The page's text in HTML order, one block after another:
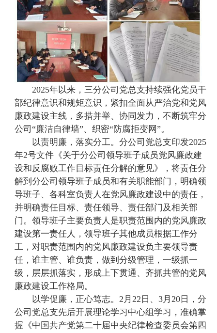
2025年以来，三分公司党总支持续强化党员干
部纪律意识和规矩意识，紧扣全面从严治党和党风
廉政建设主线，多措并举、协同发力，不断筑牢分
公司“廉洁自律墙”、织密“防腐拒变网”。
以责明廉，落实分工。分公司党总支印发2025
年2号文件《关于分公司领导班子成员党风廉政建
设和反腐败工作目标责任分解的意见》，将责任分
解到分公司领导班子成员和有关职能部门，明确领
导班子、各科室负责人在党风廉政建设中的责任，
并明确责任目标、责任领导、责任部门及相关部
门。领导班子主要负责人是职责范围内的党风廉政
建设第一责任人，领导班子其他成员根据工作分
工，对职责范围内的党风廉政建设负主要领导责
任，谁主管、谁负责，做到分级管理，一级抓一
级，层层抓落实，形成上下贯通、齐抓共管的党风
廉政建设工作格局。
以学促廉，正心笃志。2月22日、3月20日，分
公司党总支先后开展理论学习中心组学习，准确掌
握《中国共产党第二十届中央纪律检查委员会第四